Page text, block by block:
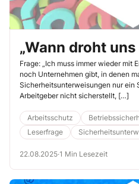
„Wann droht
Frage: „Ich muss immer wieder mit
noch Unternehmen gibt, in denen
Sicherheitsunterweisungen nur ein
Arbeitgeber nicht sicherstellt, […]
Arbeitsschutz
Leserfrage
22.08.2025·1 Min Lesezeit